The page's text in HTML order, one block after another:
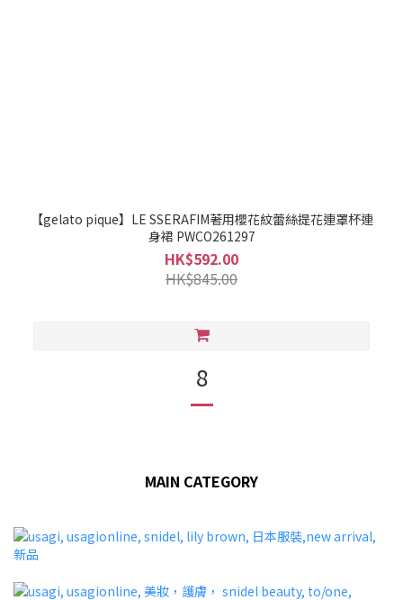
【gelato pique】LE SSERAFIM著用櫻花紋蕾絲提花連罩杯連
身裙 PWCO261297
HK$592.00
HK$845.00
8
MAIN CATEGORY